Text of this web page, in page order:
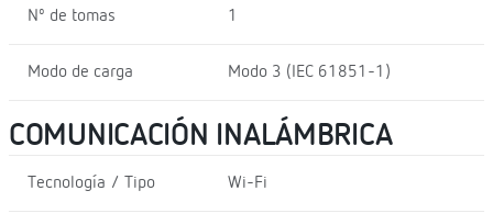
Nº de tomas 1
Modo de carga Modo 3 (IEC 61851-1)
COMUNICACIÓN INALÁMBRICA
Tecnología / Tipo Wi-Fi